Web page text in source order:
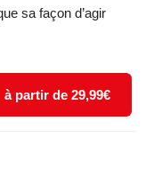
sa façon d’agir
partir de 29,99€